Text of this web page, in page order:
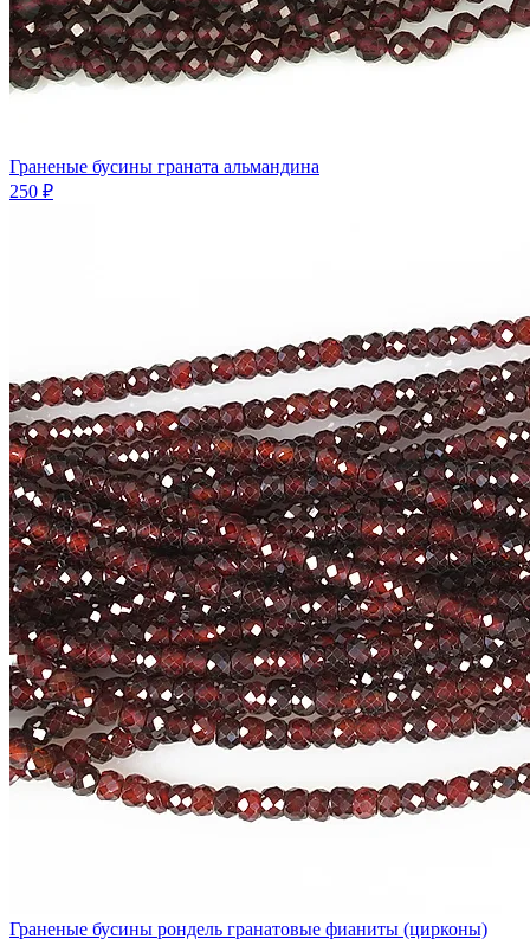
Граненые бусины граната альмандина
250 ₽
Граненые бусины рондель гранатовые фианиты (цирконы)